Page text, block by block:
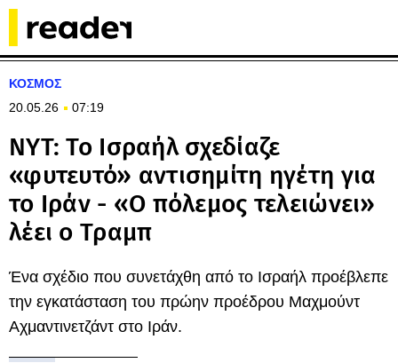
ΚΟΣΜΟΣ
20.05.26
07:19
NYT: Το Ισραήλ σχεδίαζε
«φυτευτό» αντισημίτη ηγέτη για
το Ιράν - «Ο πόλεμος τελειώνει»
λέει ο Τραμπ
Ένα σχέδιο που συνετάχθη από το Ισραήλ προέβλεπε
την εγκατάσταση του πρώην προέδρου Μαχμούντ
Αχμαντινετζάντ στο Ιράν.